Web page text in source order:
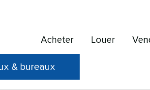
Acheter Louer
& bureaux